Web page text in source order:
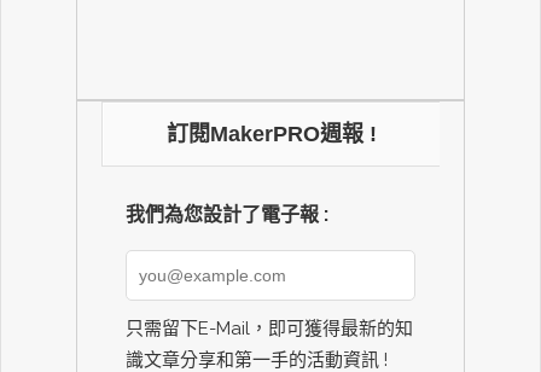
訂閱MakerPRO週報 !
我們為您設計了電子報 :
只需留下E-Mail，即可獲得最新的知
識文章分享和第一手的活動資訊 !